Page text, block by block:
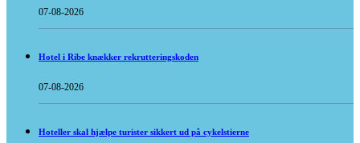
07-08-2026
Hotel i Ribe knækker rekrutteringskoden
07-08-2026
Hoteller skal hjælpe turister sikkert ud på cykelstierne